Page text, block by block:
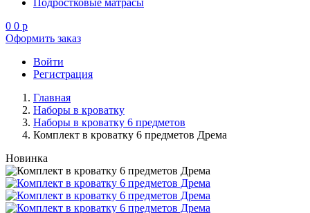
Подростковые матрасы
0 0 p
Оформить заказ
Войти
Регистрация
Главная
Наборы в кроватку
Наборы в кроватку 6 предметов
Комплект в кроватку 6 предметов Дрема
Новинка